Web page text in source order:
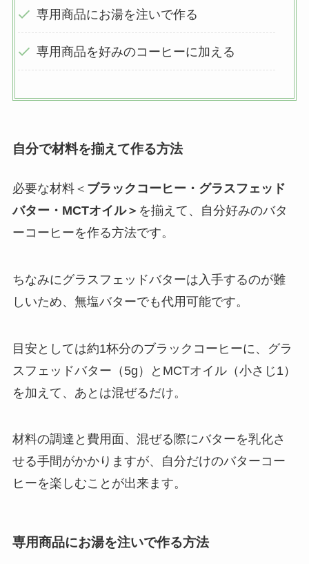
専用商品にお湯を注いで作る
専用商品を好みのコーヒーに加える
自分で材料を揃えて作る方法
必要な材料＜ ブラックコーヒー・グラスフェッド
バター・MCTオイル＞ を揃えて、自分好みのバタ
ーコーヒーを作る方法です。
ちなみにグラスフェッドバターは入手するのが難
しいため、無塩バターでも代用可能です。
目安としては約1杯分のブラックコーヒーに、グラ
スフェッドバター（5g）とMCTオイル（小さじ1）
を加えて、あとは混ぜるだけ。
材料の調達と費用面、混ぜる際にバターを乳化さ
せる手間がかかりますが、自分だけのバターコー
ヒーを楽しむことが出来ます。
専用商品にお湯を注いで作る方法